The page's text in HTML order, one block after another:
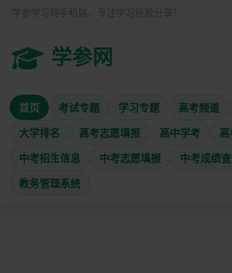
学参网
首页 考试专题 学习专题 高考频道
大学排名 高考志愿填报 高中学考
中考招生信息 中考志愿填报 中考成绩
教务管理系统